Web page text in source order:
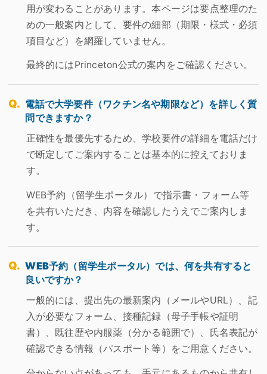
用が変わることがあります。本ページは要点整理のた
めの一般案内として、要件の細部（期限・様式・必須
項目など）を網羅していません。
最終的にはPrinceton公式の案内をご確認ください。
電話で大学要件（ワクチン名や期限など）を詳しく質
問できますか？
正確性を最優先するため、学校要件の詳細を電話だけ
で断定してご案内することは基本的に控えておりま
す。
WEB予約（留学生ポータル）で指示書・フォーム等
を共有いただき、内容を確認したうえでご案内しま
す。
WEB予約（留学生ポータル）では、何を共有すると
良いですか？
一般的には、提出先の最新案内（メールやURL）、記
入が必要なフォーム、接種記録（母子手帳や証明
書）、既往歴や内服薬（分かる範囲で）、氏名表記が
確認できる情報（パスポート等）をご用意ください。